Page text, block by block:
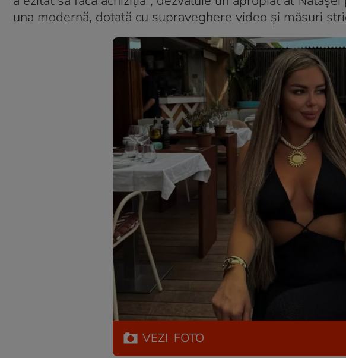
una modernă, dotată cu supraveghere video și măsuri
VEZI FOTO